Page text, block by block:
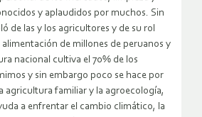
y aplaudidos por muchos. Sin
de las y los agricultores y de su rol
de millones de peruanos y
nacional cultiva el 70% de los
y sin embargo poco se hace por
agricultura familiar y la agroecología,
a enfrentar el cambio climático, la